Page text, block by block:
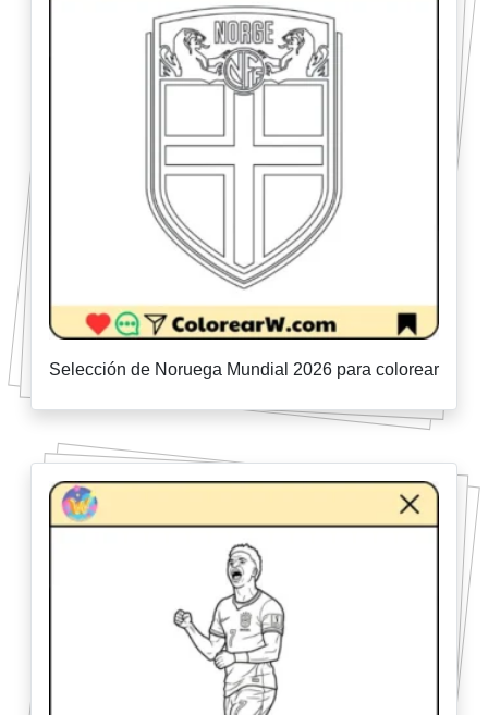
Selección de Noruega Mundial 2026 para colorear